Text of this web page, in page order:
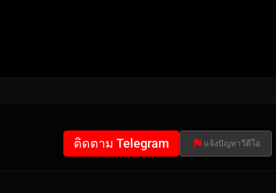
ติดตาม Telegram แจ้งปัญหาวีดีโอ